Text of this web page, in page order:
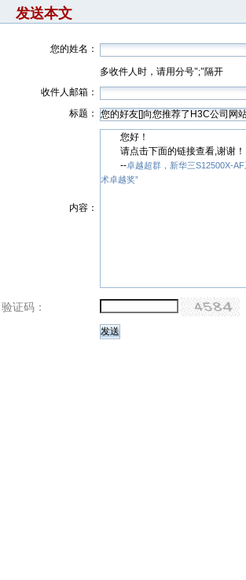
发送本文
您的姓名：
多收件人时，请用分号";"隔开
收件人邮箱：
标题：
内容：
您好！
请点击下面的链接查看,谢谢！
--卓越超群，新华三S12500X-
术卓越奖”
验证码：